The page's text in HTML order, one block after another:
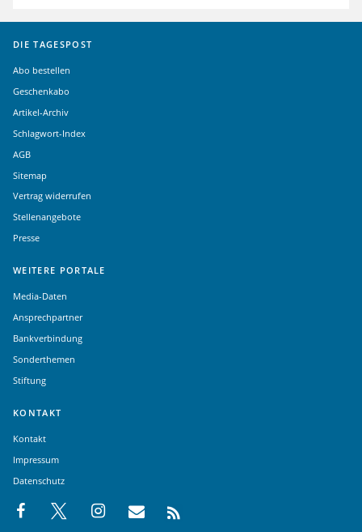
DIE TAGESPOST
Abo bestellen
Geschenkabo
Artikel-Archiv
Schlagwort-Index
AGB
Sitemap
Vertrag widerrufen
Stellenangebote
Presse
WEITERE PORTALE
Media-Daten
Ansprechpartner
Bankverbindung
Sonderthemen
Stiftung
KONTAKT
Kontakt
Impressum
Datenschutz